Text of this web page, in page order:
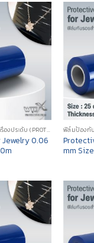
ฟิล์มป้องกันรอยสำหรับเครื่องประดับ (PROTECTIVE FILM FOR JEWELRY)
0.06
mm